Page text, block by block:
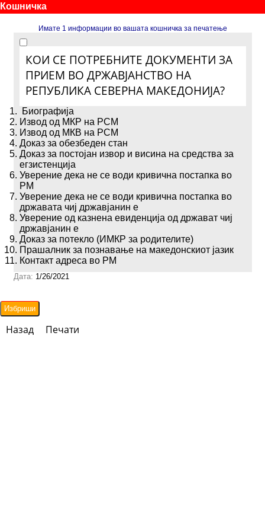
Кошничка
Имате 1 информации во вашата кошничка за печатење
КОИ СЕ ПОТРЕБНИТЕ ДОКУМЕНТИ ЗА
ПРИЕМ ВО ДРЖАВЈАНСТВО НА
РЕПУБЛИКА СЕВЕРНА МАКЕДОНИЈА?
Биографија
Извод од МКР на РСМ
Извод од МКВ на РСМ
Доказ за обезбеден стан
Доказ за постојан извор и висина на средства за
егзистенција
Уверение дека не се води кривична постапка во
РМ
Уверение дека не се води кривична постапка во
државата чиј државјанин е
Уверение од казнена евиденција од држават чиј
државјанин е
Доказ за потекло (ИМКР за родителите)
Прашалник за познавање на македонскиот јазик
Контакт адреса во РМ
Дата: 1/26/2021
Назад Печати